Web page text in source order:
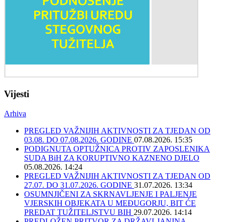
Vijesti
Arhiva
PREGLED VAŽNIJIH AKTIVNOSTI ZA TJEDAN OD
03.08. DO 07.08.2026. GODINE 07.08.2026. 15:35
PODIGNUTA OPTUŽNICA PROTIV ZAPOSLENIKA
SUDA BiH ZA KORUPTIVNO KAZNENO DJELO
05.08.2026. 14:24
PREGLED VAŽNIJIH AKTIVNOSTI ZA TJEDAN OD
27.07. DO 31.07.2026. GODINE 31.07.2026. 13:34
OSUMNJIČENI ZA SKRNAVLJENJE I PALJENJE
VJERSKIH OBJEKATA U MEĐUGORJU, BIT ĆE
PREDAT TUŽITELJSTVU BIH 29.07.2026. 14:14